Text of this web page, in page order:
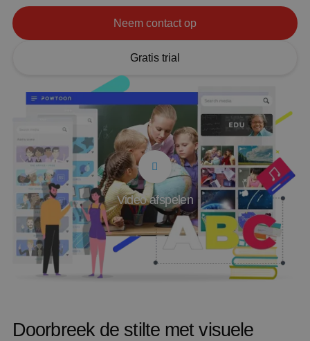
Neem contact op
Gratis trial
Video afspelen
Doorbreek de stilte met visuele